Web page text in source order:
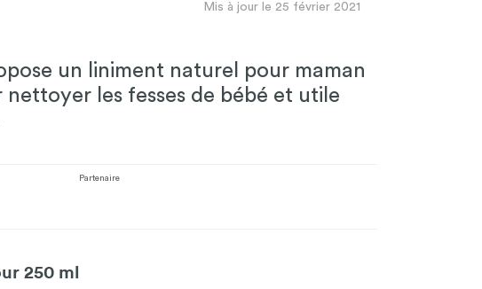
Mis à jour le 25 février 2021
un liniment naturel pour maman
les fesses de bébé et utile
Partenaire
250 ml